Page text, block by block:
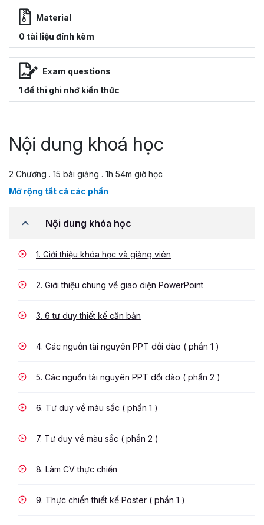
Material
0 tài liệu đính kèm
Exam questions
1 đề thi ghi nhớ kiến thức
Nội dung khoá học
2 Chương . 15 bài giảng . 1h 54m giờ học
Mở rộng tất cả các phần
Nội dung khóa học
1. Giới thiệu khóa học và giảng viên
2. Giới thiệu chung về giao diện PowerPoint
3. 6 tư duy thiết kế căn bản
4. Các nguồn tài nguyên PPT dồi dào ( phần 1 )
5. Các nguồn tài nguyên PPT dồi dào ( phần 2 )
6. Tư duy về màu sắc ( phần 1 )
7. Tư duy về màu sắc ( phần 2 )
8. Làm CV thực chiến
9. Thực chiến thiết kế Poster ( phần 1 )